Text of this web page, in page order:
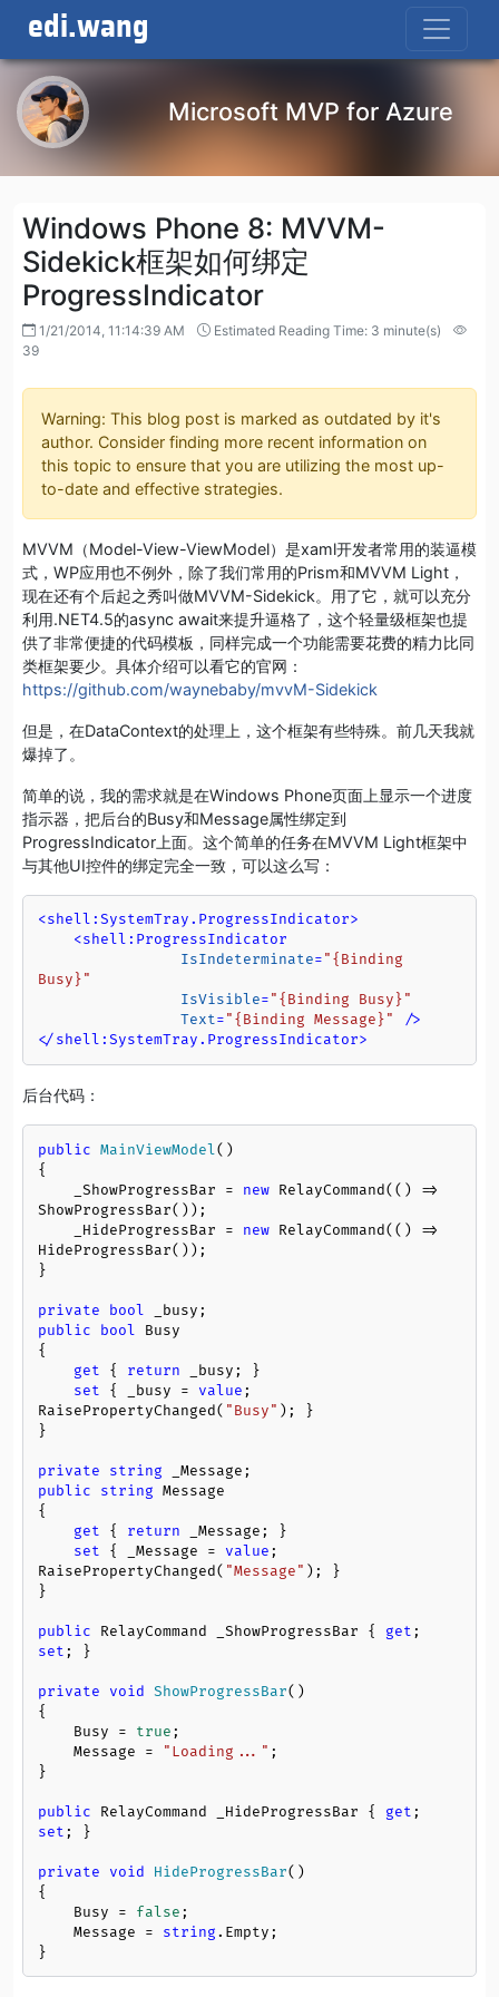
edi.wang
Microsoft MVP for Azure
Windows Phone 8: MVVM-
Sidekick框架如何绑定
ProgressIndicator
1/21/2014, 11:14:39 AM
Estimated Reading Time: 3 minute(s)
39
Warning: This blog post is marked as outdated by it's
author. Consider finding more recent information on
this topic to ensure that you are utilizing the most up-
to-date and effective strategies.
MVVM（Model-View-ViewModel）是xaml开发者常用的装逼模
式，WP应用也不例外，除了我们常用的Prism和MVVM Light，
现在还有个后起之秀叫做MVVM-Sidekick。用了它，就可以充分
利用.NET4.5的async await来提升逼格了，这个轻量级框架也提
供了非常便捷的代码模板，同样完成一个功能需要花费的精力比同
类框架要少。具体介绍可以看它的官网：
https://github.com/waynebaby/mvvM-Sidekick
但是，在DataContext的处理上，这个框架有些特殊。前几天我就
爆掉了。
简单的说，我的需求就是在Windows Phone页面上显示一个进度
指示器，把后台的Busy和Message属性绑定到
ProgressIndicator上面。这个简单的任务在MVVM Light框架中
与其他UI控件的绑定完全一致，可以这么写：
<shell:SystemTray.ProgressIndicator>
<shell:ProgressIndicator
IsIndeterminate="{Binding
Busy}"
IsVisible="{Binding Busy}"
Text="{Binding Message}" />
</shell:SystemTray.ProgressIndicator>
后台代码：
public MainViewModel()
{
    _ShowProgressBar =
new RelayCommand(() =>
ShowProgressBar());
    _HideProgressBar =
new RelayCommand(() =>
HideProgressBar());
}
private bool
public
bool Busy
{
get { return _busy; }
set { _busy = value ;
RaisePropertyChanged( "Busy" ); }
}
private string
public
string Message
{
get { return _Message; }
set { _Message = value ;
RaisePropertyChanged( "Message" ); }
}
public RelayCommand _ShowProgressBar { get
set ; }
private void ShowProgressBar()
{
    Busy =
true ;
    Message =
"Loading..." ;
}
public RelayCommand _HideProgressBar { get
set ; }
private void HideProgressBar()
{
    Busy =
false ;
    Message =
string.Empty;
}